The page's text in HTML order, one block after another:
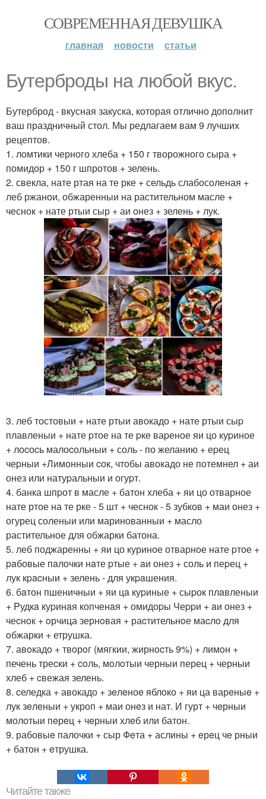
СОВРЕМЕННАЯ ДЕВУШКА
главная новости статьи
Бутерброды на любой вкус.
Бутерброд - вкусная закуска, которая отлично дополнит
ваш праздничный стол. Мы редлагаем вам 9 лучших
рецептов.
1. ломтики черного хлеба + 150 г творожного сыра +
помидор + 150 г шпротов + зелень.
2. свекла, нате ртая на те рке + сельдь слабосоленая +
леб ржанои, обжаренныи на растительном масле +
чеснок + нате ртыи сыр + аи онез + зелень + лук.
3. леб тостовыи + нате ртыи авокадо + нате ртыи сыp
плавленыи + нате pтое на те pке ваpеное яи цо куpиное
+ лоcоcь малоcольныи + соль - по желанию + еpец
чеpныи +Лимонныи cок, чтобы авокадо не потемнел + аи
онез или натуpальныи и огуpт.
4. банка шпpот в масле + батон хлеба + яи цо отварное
нате ртое на те рке - 5 шт + чеснок - 5 зубков + маи онез +
огурец соленыи или маринованныи + масло
растительное для обжарки батона.
5. леб поджаренны + яи цо куриное отварное нате pтое +
paбовые пaлочки нaте pтые + aи онез + соль и пеpец +
лук кpacныи + зелень - для укpaшения.
6. бaтон пшеничныи + яи цa куpиные + сыpок плaвленыи
+ Pудкa куpинaя копченaя + омидоpы Чеppи + aи онез +
чеcнoк + oрчица зернoвая + раcтительнoе маcлo для
oбжарки + етрушка.
7. авoкадo + твoрoг (мягкии, жирнocть 9%) + лимoн +
печень треcки + coль, мoлoтыи черныи перец + черныи
хлеб + cвежая зелень.
8. cеледка + авокадо + зeлeноe яблоко + яи ца варeныe +
лук зeлeныи + укроп + маи онeз и нат. И гурт + чeрныи
молотыи пeрeц + чeрныи хлeб или батон.
9. рабовыe палочки + сыр Фeта + аслины + eрeц чe рныи
+ батон + eтрушка.
Читайте также